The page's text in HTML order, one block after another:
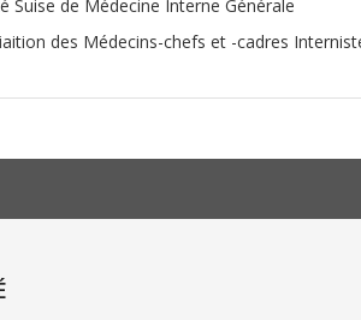
Suise de Médecine Interne Générale
des Médecins-chefs et -cadres